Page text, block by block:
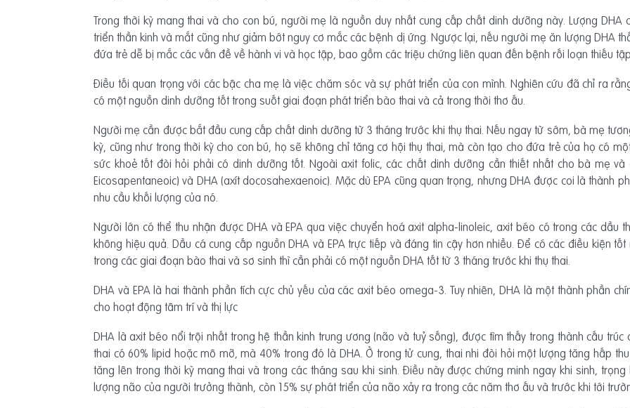
Trong thời kỳ mang thai và cho con bú, người mẹ là nguồn duy nhất cung cấp chất dinh dưỡng này. Lượng
triển thần kinh và mắt cũng như giảm bớt nguy cơ mắc các bệnh dị ứng. Ngược lại, nếu người mẹ ăn lượng DHA
đứa trẻ dễ bị mắc các vấn đề về hành vi và học tập, bao gồm các triệu chứng liên quan đến bệnh rối loạn thiếu
Điều tối quan trọng với các bậc cha mẹ là việc chăm sóc và sự phát triển của con mình. Nghiên cứu đã chỉ ra
có một nguồn dinh dưỡng tốt trong suốt giai đoạn phát triển bào thai và cả trong thời thơ ấu.
Người mẹ cần được bắt đầu cung cấp chất dinh dưỡng từ 3 tháng trước khi thụ thai. Nếu ngay từ sớm, bà mẹ
kỳ, cũng như trong thời kỳ cho con bú, họ sẽ không chỉ tăng cơ hội thụ thai, mà còn tạo cho đứa trẻ của họ có
sức khoẻ tốt đòi hỏi phải có dinh dưỡng tốt. Ngoài axit folic, các chất dinh dưỡng cần thiết nhất cho bà mẹ
Eicosapentaneoic) và DHA (axít docosahexaenoic). Mặc dù EPA cũng quan trọng, nhưng DHA được coi là thành
nhu cầu khối lượng của nó.
Người lớn có thể thu nhận được DHA và EPA qua việc chuyển hoá axit alpha-linoleic, axit béo có trong các dầu
không hiệu quả. Dầu cá cung cấp nguồn DHA và EPA trực tiếp và đáng tin cậy hơn nhiều. Để có các điều kiện
trong các giai đoạn bào thai và sơ sinh thì cần phải có một nguồn DHA tốt từ 3 tháng trước khi thụ thai.
DHA và EPA là hai thành phần tích cực chủ yếu của các axit béo omega-3. Tuy nhiên, DHA là một thành phần
cho hoạt động tâm trí và thị lực
DHA là axit béo nổi trội nhất trong hệ thần kinh trung ương (não và tuỷ sống), được tìm thấy trong thành cấu
thai có 60% lipid hoặc mô mỡ, mà 40% trong đó là DHA. Ở trong tử cung, thai nhi đòi hỏi một lượng tăng hấp
tăng lên trong thời kỳ mang thai và trong các tháng sau khi sinh. Điều này được chứng minh ngay khi sinh,
lượng não của người trưởng thành, còn 15% sự phát triển của não xảy ra trong các năm thơ ấu và trước khi tới